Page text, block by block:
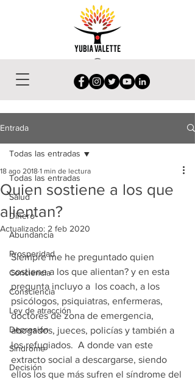
Entrada
Todas las entradas
Salud
Dinero
Abundancia
Prosperidad
Conciencia
Consciencia
Ley de atracción
Depresión
Síndrome
Decisión
Todas las entradas
Quien sostiene a los que
alientan?
18 ago 2018 1 min de lectura
Actualizado: 2 feb 2020
Siempre me he preguntado quien
sostiene a los que alientan? y en esta
pregunta incluyo a  los coach, a los
psicólogos, psiquiatras, enfermeras,
doctores de zona de emergencia,
abogados, jueces, policías y también a
los refugiados.  A donde van este
extracto social a descargarse, siendo
ellos los que más sufren el síndrome del